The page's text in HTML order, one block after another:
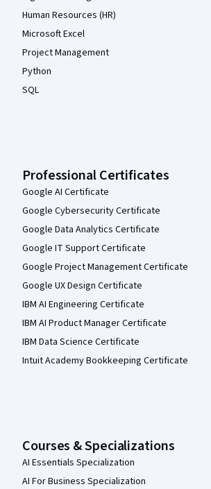
Human Resources (HR)
Microsoft Excel
Project Management
Python
SQL
Professional Certificates
Google AI Certificate
Google Cybersecurity Certificate
Google Data Analytics Certificate
Google IT Support Certificate
Google Project Management Certificate
Google UX Design Certificate
IBM AI Engineering Certificate
IBM AI Product Manager Certificate
IBM Data Science Certificate
Intuit Academy Bookkeeping Certificate
Courses & Specializations
AI Essentials Specialization
AI For Business Specialization